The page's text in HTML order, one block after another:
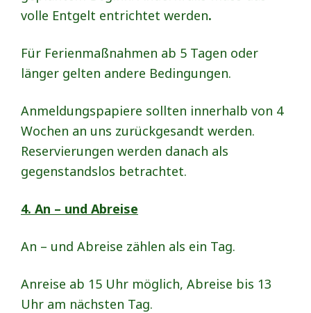
volle Entgelt entrichtet werden.
Für Ferienmaßnahmen ab 5 Tagen oder
länger gelten andere Bedingungen.
Anmeldungspapiere sollten innerhalb von 4
Wochen an uns zurückgesandt werden.
Reservierungen werden danach als
gegenstandslos betrachtet.
4. An – und Abreise
An – und Abreise zählen als ein Tag.
Anreise ab 15 Uhr möglich, Abreise bis 13
Uhr am nächsten Tag.